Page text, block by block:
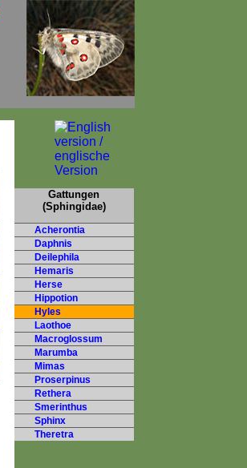
Gattungen
(Sphingidae)
Acherontia
Daphnis
Deilephila
Hemaris
Herse
Hippotion
Hyles
Laothoe
Macroglossum
Marumba
Mimas
Proserpinus
Rethera
Smerinthus
Sphinx
Theretra